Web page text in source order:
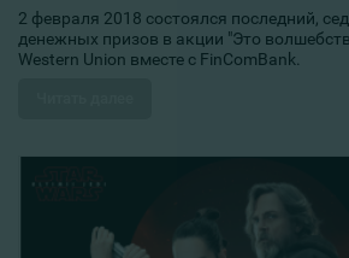
2 февраля 2018 состоялся последний,
денежных призов в акции "Это
Western Union вместе с FinComBank.